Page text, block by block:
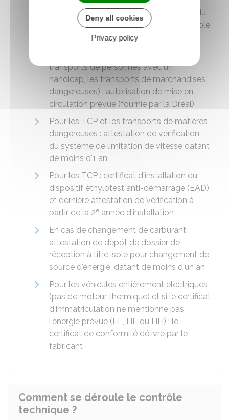
En cas de contre-visite : procès-verbal du
contrôle technique périodique défavorable
Pour les véhicules à usage spécifique
transports de personnes avec un
handicap, les transports de marchandises
dangereuses) : autorisation de mise en
circulation prévue (fournie par la Dreal)
Pour les TCP et les transports de matières
dangereuses : attestation de vérification
du système de limitation de vitesse datant
de moins d'1 an
Pour les TCP : certificat d'installation du
dispositif éthylotest anti-démarrage (EAD)
et dernière attestation de vérification à
partir de la 2e année d'installation
En cas de changement de carburant :
attestation de dépôt de dossier de
réception à titre isolé pour changement de
source d'énergie, datant de moins d'un an
Pour les véhicules entièrement électriques
(pas de moteur thermique) et si le certificat
d'immatriculation ne mentionne pas
l'énergie prévue (EL, HE ou HH) : le
certificat de conformité délivré par le
fabricant
Comment se déroule le contrôle
technique ?
Deny all cookies
Privacy policy